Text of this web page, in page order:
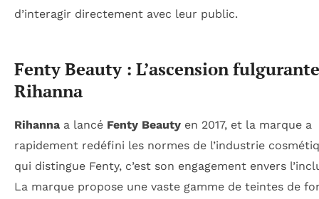
d’interagir directement avec leur public.
Fenty Beauty : L’ascension
Rihanna
Rihanna a lancé Fenty Beauty en 2017, et la marque a
rapidement redéfini les normes de l’industrie
qui distingue Fenty, c’est son engagement envers
La marque propose une vaste gamme de teintes de